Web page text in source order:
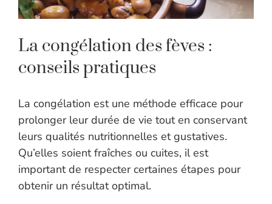
La congélation des fèves :
conseils pratiques
La congélation est une méthode efficace pour
prolonger leur durée de vie tout en conservant
leurs qualités nutritionnelles et gustatives.
Qu’elles soient fraîches ou cuites, il est
important de respecter certaines étapes pour
obtenir un résultat optimal.